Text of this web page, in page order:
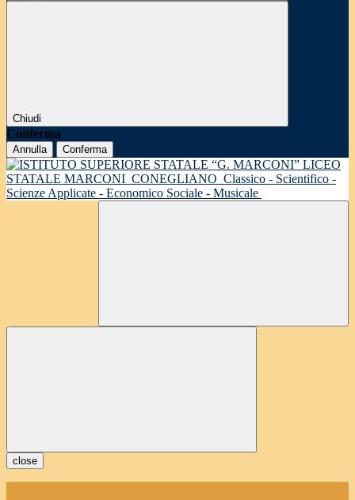
Chiudi
Conferma
Annulla Conferma
LICEO
STATALE MARCONI CONEGLIANO Classico - Scientifico -
Scienze Applicate - Economico Sociale - Musicale
close